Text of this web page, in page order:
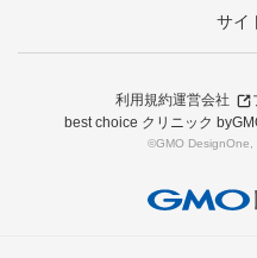
サイ
利用規約運営会社
best choice クリニック
©GMO DesignOne,